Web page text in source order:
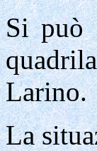
Si può
Larino.
La